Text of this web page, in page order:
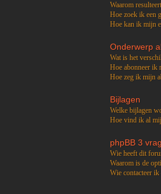
Waarom
Hoe zoek ik een
Hoe kan ik mijn
Onderwerp
Wat is het
Hoe abonneer ik
Hoe zeg ik mijn
Bijlagen
Welke bijlagen
Hoe vind ik al
phpBB 3
Wie heeft dit
Waarom is de
Wie contacteer